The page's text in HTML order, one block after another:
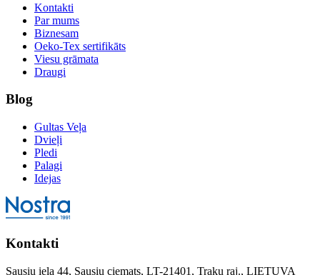
Kontakti
Par mums
Biznesam
Oeko-Tex sertifikāts
Viesu grāmata
Draugi
Blog
Gultas Veļa
Dvieļi
Pledi
Palagi
Idejas
Kontakti
Sausiu iela 44, Sausiu ciemats, LT-21401, Traku raj., LIETUVA